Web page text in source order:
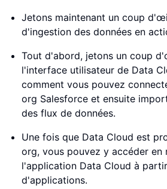
Jetons maintenant un coup
d'ingestion des données en
Tout d'abord, jetons un coup
l'interface utilisateur de Data
comment vous pouvez
org Salesforce et ensuite
des flux de données.
Une fois que Data Cloud est
org, vous pouvez y accéder en
l'application Data Cloud à
d'applications.